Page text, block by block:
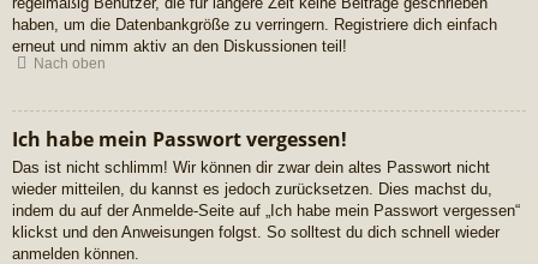
haben, um die Datenbankgröße zu verringern. Registriere dich einfach
erneut und nimm aktiv an den Diskussionen teil!
Nach oben
Ich habe mein Passwort vergessen!
Das ist nicht schlimm! Wir können dir zwar dein altes Passwort nicht
wieder mitteilen, du kannst es jedoch zurücksetzen. Dies machst du,
indem du auf der Anmelde-Seite auf „Ich habe mein Passwort vergessen“
klickst und den Anweisungen folgst. So solltest du dich schnell wieder
anmelden können.